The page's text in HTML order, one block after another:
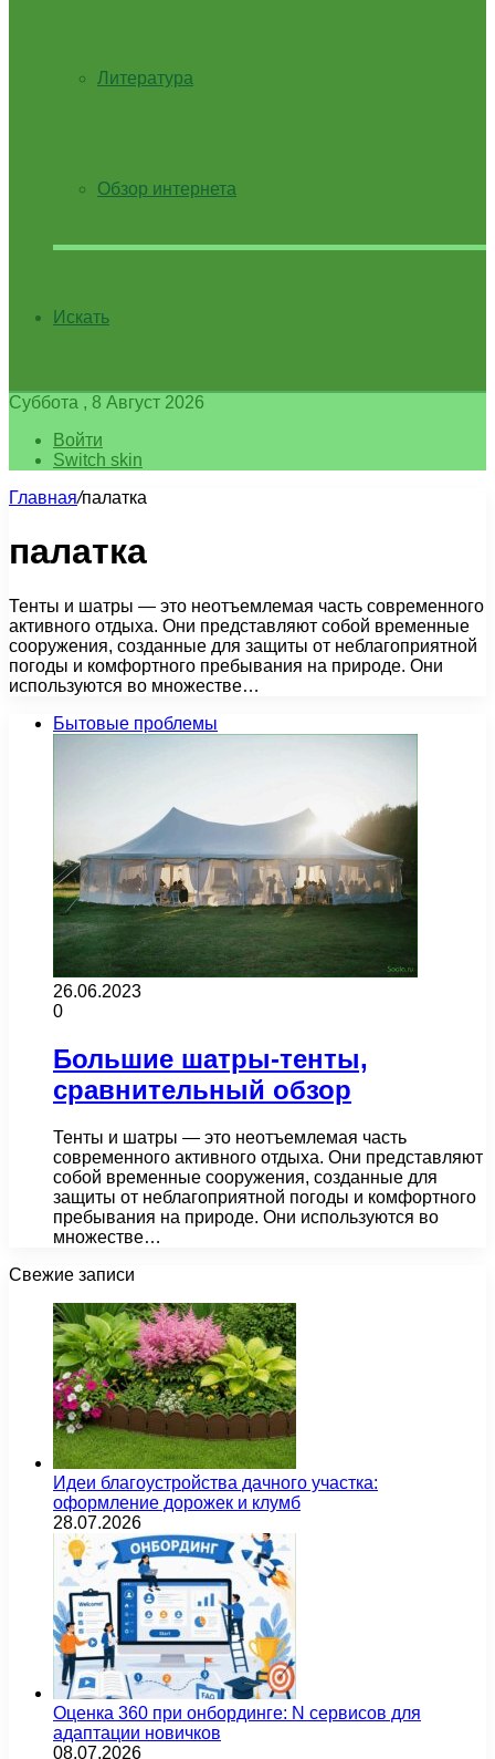
Литература
Обзор интернета
Искать
Суббота , 8 Август 2026
Войти
Switch skin
Главная/палатка
палатка
Тенты и шатры — это неотъемлемая часть современного
активного отдыха. Они представляют собой временные
сооружения, созданные для защиты от неблагоприятной
погоды и комфортного пребывания на природе. Они
используются во множестве…
Бытовые проблемы
26.06.2023
0
Большие шатры-тенты,
сравнительный обзор
Тенты и шатры — это неотъемлемая часть
современного активного отдыха. Они представляют
собой временные сооружения, созданные для
защиты от неблагоприятной погоды и комфортного
пребывания на природе. Они используются во
множестве…
Свежие записи
Идеи благоустройства дачного участка:
оформление дорожек и клумб
28.07.2026
Оценка 360 при онбординге: N сервисов для
адаптации новичков
08.07.2026